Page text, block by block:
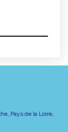
Pays de la Loire,